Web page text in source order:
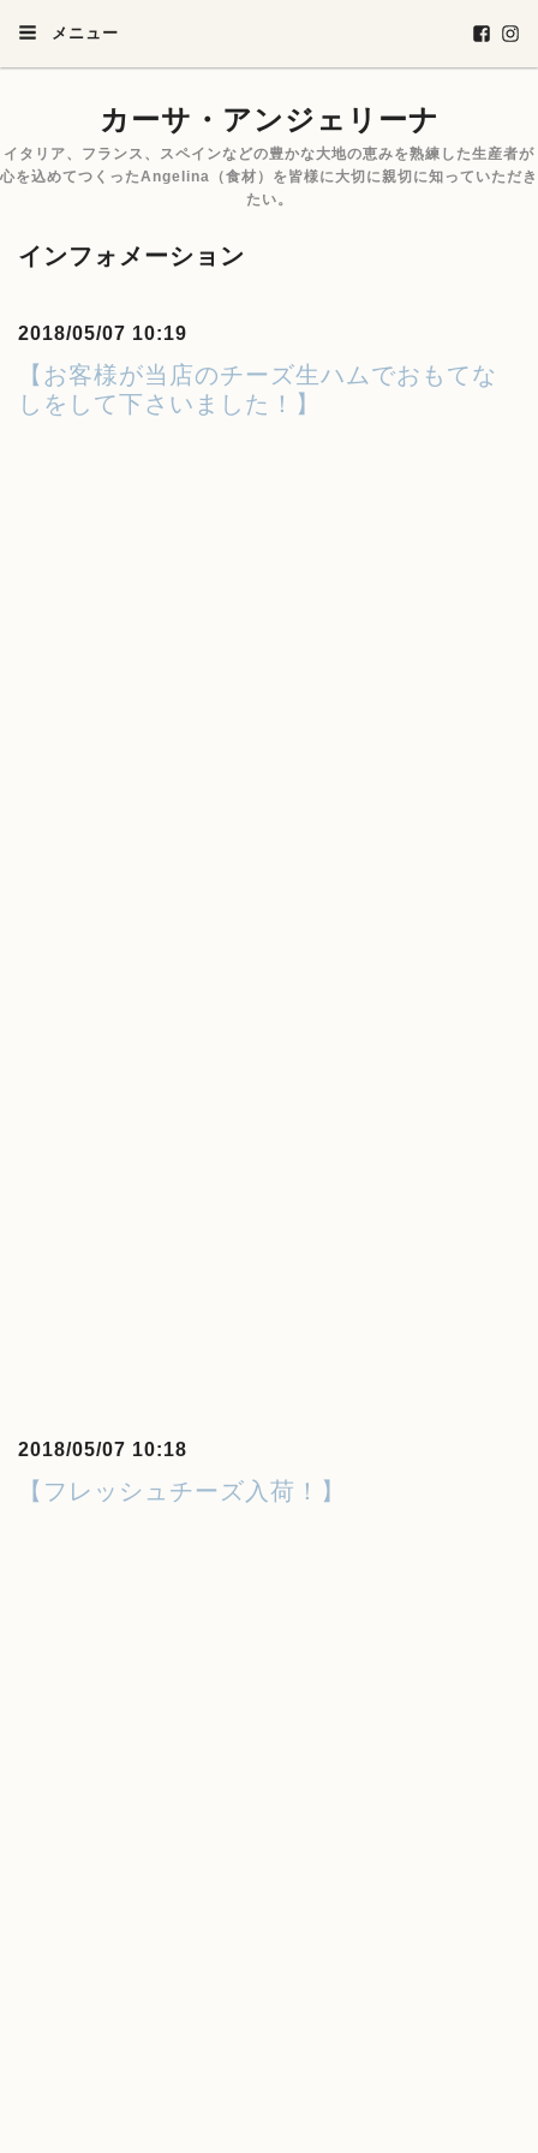
メニュー
カーサ・アンジェリーナ
イタリア、フランス、スペインなどの豊かな大地の恵みを熟練した生産者が
心を込めてつくったAngelina（食材）を皆様に大切に親切に知っていただき
たい。
インフォメーション
2018/05/07 10:19
【お客様が当店のチーズ生ハムでおもてな
しをして下さいました！】
2018/05/07 10:18
【フレッシュチーズ入荷！】